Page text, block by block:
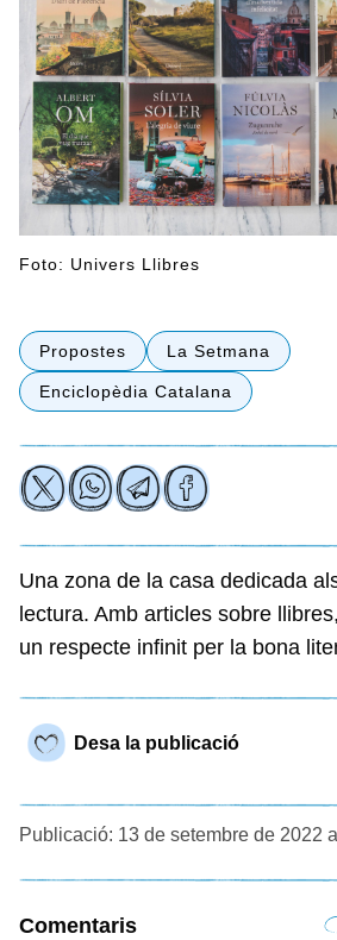
Foto: Univers Llibres
Propostes La Setmana
Enciclopèdia Catalana
Una zona de la casa dedicada
lectura. Amb articles sobre
un respecte infinit per la bona
Desa la publicació
Publicació: 13 de setembre de 2022
Comentaris